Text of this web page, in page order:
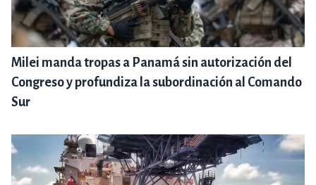
Milei manda tropas a Panamá sin autorización del
Congreso y profundiza la subordinación al Comando
Sur